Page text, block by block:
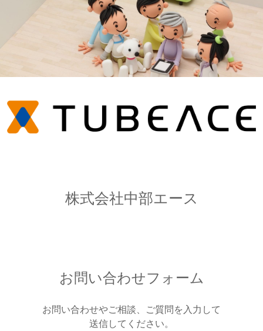
株式会社中部エース
お問い合わせフォーム
お問い合わせやご相談、ご質問を入力して
送信してください。